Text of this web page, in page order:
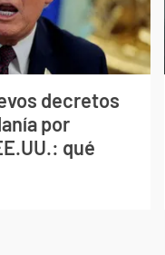
decretos
por
qué